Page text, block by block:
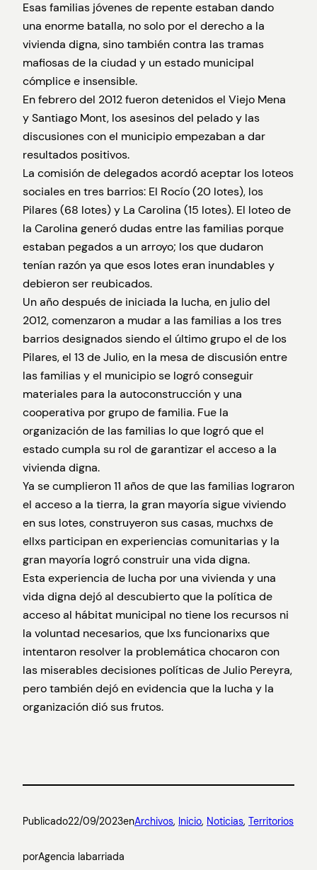
Esas familias jóvenes de repente estaban dando
una enorme batalla, no solo por el derecho a la
vivienda digna, sino también contra las tramas
mafiosas de la ciudad y un estado municipal
cómplice e insensible.
En febrero del 2012 fueron detenidos el Viejo Mena
y Santiago Mont, los asesinos del pelado y las
discusiones con el municipio empezaban a dar
resultados positivos.
La comisión de delegados acordó aceptar los loteos
sociales en tres barrios: El Rocío (20 lotes), los
Pilares (68 lotes) y La Carolina (15 lotes). El loteo de
la Carolina generó dudas entre las familias porque
estaban pegados a un arroyo; los que dudaron
tenían razón ya que esos lotes eran inundables y
debieron ser reubicados.
Un año después de iniciada la lucha, en julio del
2012, comenzaron a mudar a las familias a los tres
barrios designados siendo el último grupo el de los
Pilares, el 13 de Julio, en la mesa de discusión entre
las familias y el municipio se logró conseguir
materiales para la autoconstrucción y una
cooperativa por grupo de familia. Fue la
organización de las familias lo que logró que el
estado cumpla su rol de garantizar el acceso a la
vivienda digna.
Ya se cumplieron 11 años de que las familias lograron
el acceso a la tierra, la gran mayoría sigue viviendo
en sus lotes, construyeron sus casas, muchxs de
ellxs participan en experiencias comunitarias y la
gran mayoría logró construir una vida digna.
Esta experiencia de lucha por una vivienda y una
vida digna dejó al descubierto que la política de
acceso al hábitat municipal no tiene los recursos ni
la voluntad necesarios, que lxs funcionarixs que
intentaron resolver la problemática chocaron con
las miserables decisiones políticas de Julio Pereyra,
pero también dejó en evidencia que la lucha y la
organización dió sus frutos.
Publicado22/09/2023enArchivos, Inicio, Noticias, Territorios
porAgencia labarriada